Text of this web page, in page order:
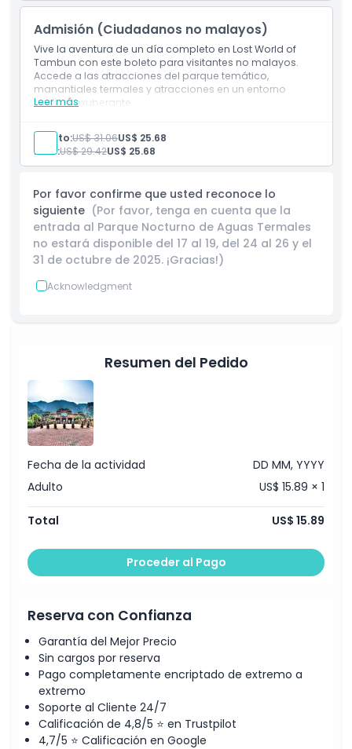
Admisión (Ciudadanos no malayos)
Vive la aventura de un día completo en Lost World of
Tambun con este boleto para visitantes no malayos.
Accede a las atracciones del parque temático,
manantiales termales y atracciones en un entorno
tropical exuberante.
Leer más
1 entrada(s) para Lost World of Tambun
Admisión a: Parque Nocturno de Aguas Termales
Lost World (18:00-23:00)
Adulto:US$ 31.06US$ 25.68
Niño:US$ 29.42US$ 25.68
Por favor confirme que usted reconoce lo
siguiente (Por favor, tenga en cuenta que la
entrada al Parque Nocturno de Aguas Termales
no estará disponible del 17 al 19, del 24 al 26 y el
31 de octubre de 2025. ¡Gracias!)
Acknowledgment
Resumen del Pedido
Fecha de la actividad
DD MM, YYYY
Adulto
US$ 15.89 × 1
Total US$ 15.89
Proceder al Pago
Reserva con Confianza
Garantía del Mejor Precio
Sin cargos por reserva
Pago completamente encriptado de extremo a
extremo
Soporte al Cliente 24/7
Calificación de 4,8/5 ⭐ en Trustpilot
4,7/5 ⭐ Calificación en Google